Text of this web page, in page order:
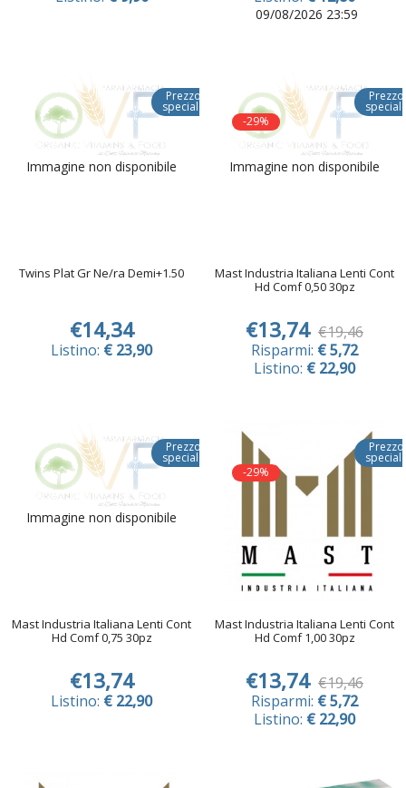
09/08/2026 23:59
Immagine non disponibile
Prezzo
speciale
Twins Plat Gr Ne/ra Demi+1.50
€14,34
Listino: € 23,90
Immagine non disponibile
Prezzo
-29%
Mast Industria Italiana Lenti Cont
Hd Comf 0,50 30pz
€13,74 €19,46
Risparmi: € 5,72
Listino: € 22,90
Immagine non disponibile
Prezzo
speciale
Mast Industria Italiana Lenti Cont
Hd Comf 0,75 30pz
€13,74
Listino: € 22,90
Prezzo
-29%
Mast Industria Italiana Lenti Cont
Hd Comf 1,00 30pz
€13,74 €19,46
Risparmi: € 5,72
Listino: € 22,90